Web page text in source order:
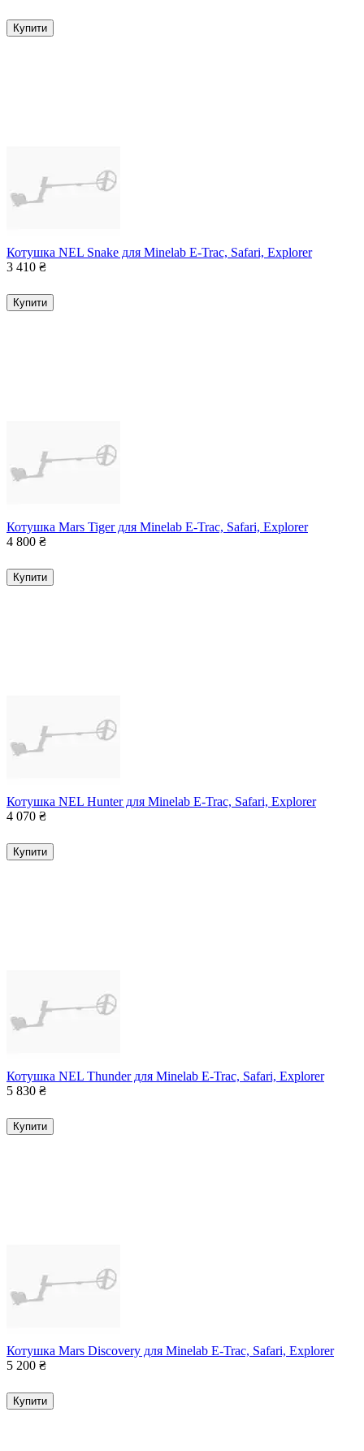
Купити
Котушка NEL Snake для Minelab E-Trac, Safari, Explorer
3 410 ₴
Купити
Котушка Mars Tiger для Minelab E-Trac, Safari, Explorer
4 800 ₴
Купити
Котушка NEL Hunter для Minelab E-Trac, Safari, Explorer
4 070 ₴
Купити
Котушка NEL Thunder для Minelab E-Trac, Safari, Explorer
5 830 ₴
Купити
Котушка Mars Discovery для Minelab E-Trac, Safari, Explorer
5 200 ₴
Купити